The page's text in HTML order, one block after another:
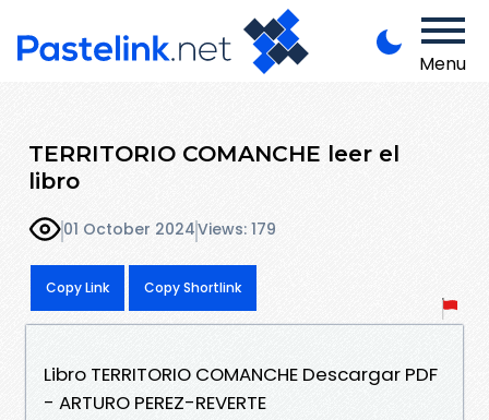
Menu
TERRITORIO COMANCHE leer el
libro
01 October 2024Views: 179
Copy Link Copy Shortlink
Libro TERRITORIO COMANCHE Descargar PDF
- ARTURO PEREZ-REVERTE